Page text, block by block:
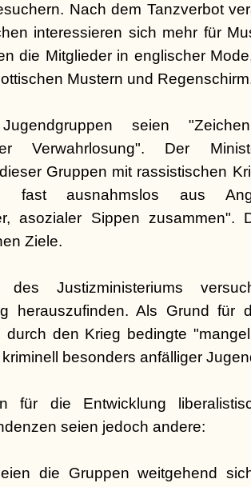
Nach dem Tanzverbot
interessieren sich mehr für
die Mitglieder in englischer
Mustern und
Jugendgruppen seien
Verwahrlosung". Der
Gruppen mit rassistischen
fast ausnahmslos aus
asozialer Sippen zusammen".
Ziele.
des Justizministeriums
herauszufinden. Als Grund für
durch den Krieg bedingte
besonders anfälliger
für die Entwicklung
seien jedoch andere:
die Gruppen weitgehend